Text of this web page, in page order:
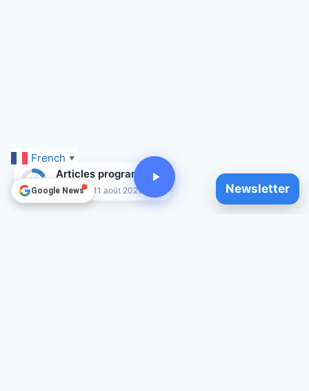
Newsletter
French ▼
15
Articles programmés
Jusqu'au 11 août 2026
Google News